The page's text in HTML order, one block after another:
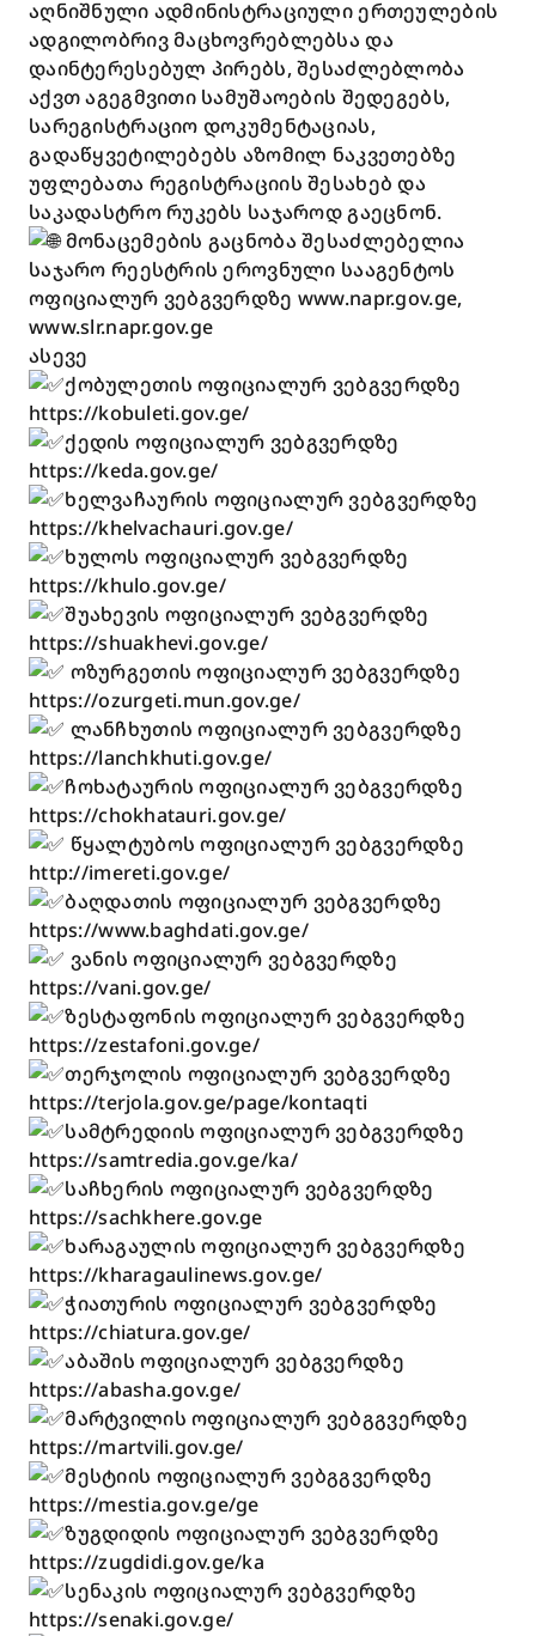
აღნიშნული ადმინისტრაციული ერთეულების
ადგილობრივ მაცხოვრებლებსა და
დაინტერესებულ პირებს, შესაძლებლობა
აქვთ აგეგმვითი სამუშაოების შედეგებს,
სარეგისტრაციო დოკუმენტაციას,
გადაწყვეტილებებს აზომილ ნაკვეთებზე
უფლებათა რეგისტრაციის შესახებ და
საკადასტრო რუკებს საჯაროდ გაეცნონ.
მონაცემების გაცნობა შესაძლებელია
საჯარო რეესტრის ეროვნული სააგენტოს
ოფიციალურ ვებგვერდზე www.napr.gov.ge,
www.slr.napr.gov.ge
ასევე
ქობულეთის ოფიციალურ ვებგვერდზე
https://kobuleti.gov.ge/
ქედის ოფიციალურ ვებგვერდზე
https://keda.gov.ge/
ხელვაჩაურის ოფიციალურ ვებგვერდზე
https://khelvachauri.gov.ge/
ხულოს ოფიციალურ ვებგვერდზე
https://khulo.gov.ge/
შუახევის ოფიციალურ ვებგვერდზე
https://shuakhevi.gov.ge/
ოზურგეთის ოფიციალურ ვებგვერდზე
https://ozurgeti.mun.gov.ge/
ლანჩხუთის ოფიციალურ ვებგვერდზე
https://lanchkhuti.gov.ge/
ჩოხატაურის ოფიციალურ ვებგვერდზე
https://chokhatauri.gov.ge/
წყალტუბოს ოფიციალურ ვებგვერდზე
http://imereti.gov.ge/
ბაღდათის ოფიციალურ ვებგვერდზე
https://www.baghdati.gov.ge/
ვანის ოფიციალურ ვებგვერდზე
https://vani.gov.ge/
ზესტაფონის ოფიციალურ ვებგვერდზე
https://zestafoni.gov.ge/
თერჯოლის ოფიციალურ ვებგვერდზე
https://terjola.gov.ge/page/kontaqti
სამტრედიის ოფიციალურ ვებგვერდზე
https://samtredia.gov.ge/ka/
საჩხერის ოფიციალურ ვებგვერდზე
https://sachkhere.gov.ge
ხარაგაულის ოფიციალურ ვებგვერდზე
https://kharagaulinews.gov.ge/
ჭიათურის ოფიციალურ ვებგვერდზე
https://chiatura.gov.ge/
აბაშის ოფიციალურ ვებგვერდზე
https://abasha.gov.ge/
მარტვილის ოფიციალურ ვებგგვერდზე
https://martvili.gov.ge/
მესტიის ოფიციალურ ვებგგვერდზე
https://mestia.gov.ge/ge
ზუგდიდის ოფიციალურ ვებგვერდზე
https://zugdidi.gov.ge/ka
სენაკის ოფიციალურ ვებგვერდზე
https://senaki.gov.ge/